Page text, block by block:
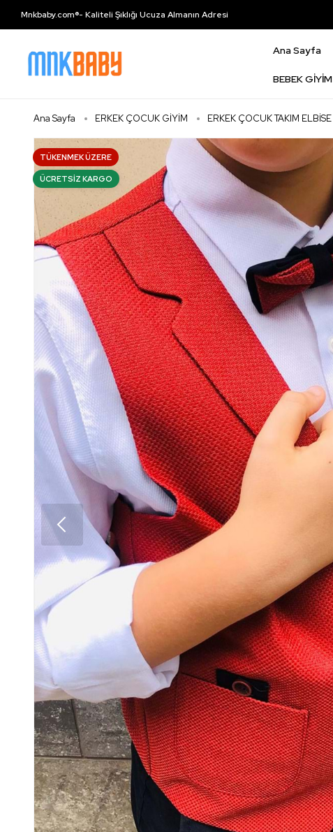
Mnkbaby.com®- Kaliteli Şıklığı Ucuza Almanın Adresi
Ana Sayfa
BEBEK GİYİM
Ana Sayfa ERKEK ÇOCUK GİYİM ERKEK ÇOCUK TAKIM ELBİSE
TÜKENMEK ÜZERE
ÜCRETSIZ KARGO